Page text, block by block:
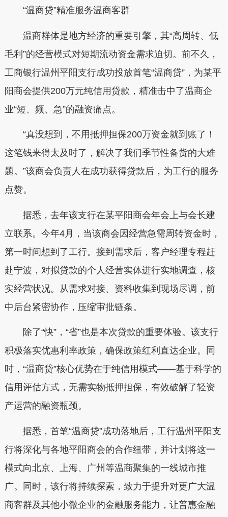
“温商贷”精准服务温商客群
温商群体是地方经济的重要引擎，其“高周转、低
毛利”的经营模式对短期流动资金需求迫切。前不久，
工商银行温州平阳支行成功投放首笔“温商贷”，为某平
阳商会提供200万元纯信用贷款，精准击中了温商企
业“短、频、急”的融资痛点。
“真没想到，不用抵押担保200万资金就到账了！
这笔钱来得太及时了，解决了我们季节性备货的大难
题。”该商会负责人在成功获得贷款后，为工行的服务
点赞。
据悉，去年该支行在某平阳商会年会上与会长建
立联系。今年4月，当该商会因经营急需周转资金时，
第一时间想到了工行。接到需求后，客户经理专程赶
赴宁波，对拟贷款的个人经营实体进行实地调查，核
实经营状况。从需求对接、资料收集到现场尽调，前
中后台紧密协作，压缩审批链条。
除了“快”，“省”也是本次贷款的重要体验。该支行
积极落实优惠利率政策，确保政策红利直达企业。同
时，“温商贷”核心优势在于纯信用模式——基于科学的
信用评估方式，无需实物抵押担保，有效破解了轻资
产运营的融资瓶颈。
据悉，首笔“温商贷”成功落地后，工行温州平阳支
行将深化与各地平阳商会的合作纽带，并计划将这一
模式向北京、上海、广州等温商聚集的一线城市推
广。同时，该行将持续探索，致力于提升对更广大温
商客群及其他小微企业的金融服务能力，让普惠金融